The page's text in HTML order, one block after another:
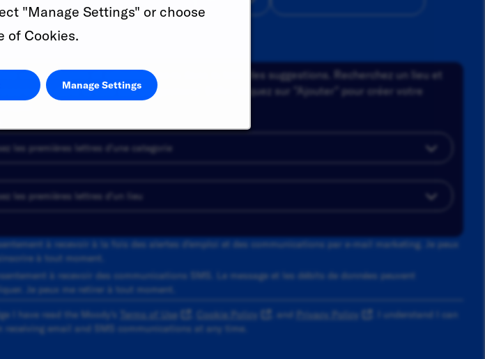
"Manage Settings" or choose
of Cookies.
Manage Settings
une catégorie et sélectionnez-la dans la liste des suggestions. Recherchez un lieu et
en un dans la liste des suggestions. Enfin, cliquez sur "Ajouter" pour créer votre
à recevoir à la fois des alertes d'emploi et des communications par e-mail marketing. Je peux
à tout moment.
à recevoir des communications SMS. Le message et les débits de données peuvent
Je peux me retirer à tout moment.
I have read the Moody's
Terms of Use Cookie Policy , and Privacy Policy
. I understand I can
receiving email and SMS communications at any time.